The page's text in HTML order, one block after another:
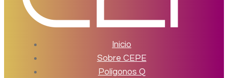
Inicio
Sobre CEPE
Polígonos Q